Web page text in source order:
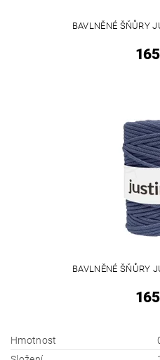
BAVLNĚNÉ ŠŇŮRY
BAVLNĚNÉ ŠŇŮRY
Hmotnost